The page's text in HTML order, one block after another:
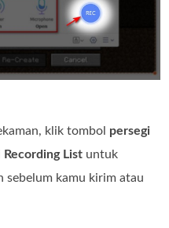
klik tombol persegi
Recording List untuk
sebelum kamu kirim atau